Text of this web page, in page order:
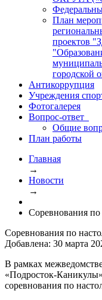
План
проектов
городской
Антикоррупция
Учреждения
Фотогалерея
Вопрос-ответ
Общие
План работы
Главная
→
Новости
→
Соревнования
Соревнования по
Добавлена: 30 марта
В рамках
«Подросток-
соревнования по